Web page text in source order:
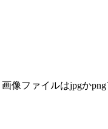
画像ファイルはjpgか